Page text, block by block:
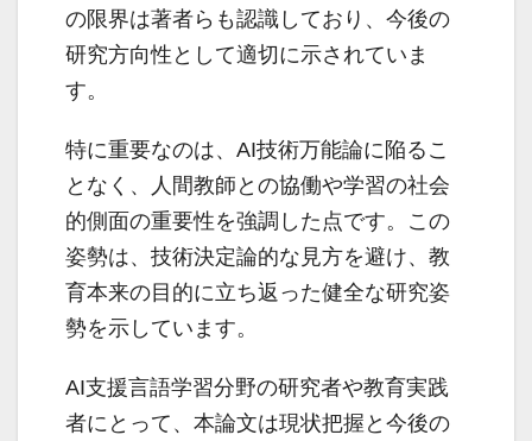
の限界は著者らも認識しており、今後の
研究方向性として適切に示されていま
す。
特に重要なのは、AI技術万能論に陥るこ
となく、人間教師との協働や学習の社会
的側面の重要性を強調した点です。この
姿勢は、技術決定論的な見方を避け、教
育本来の目的に立ち返った健全な研究姿
勢を示しています。
AI支援言語学習分野の研究者や教育実践
者にとって、本論文は現状把握と今後の